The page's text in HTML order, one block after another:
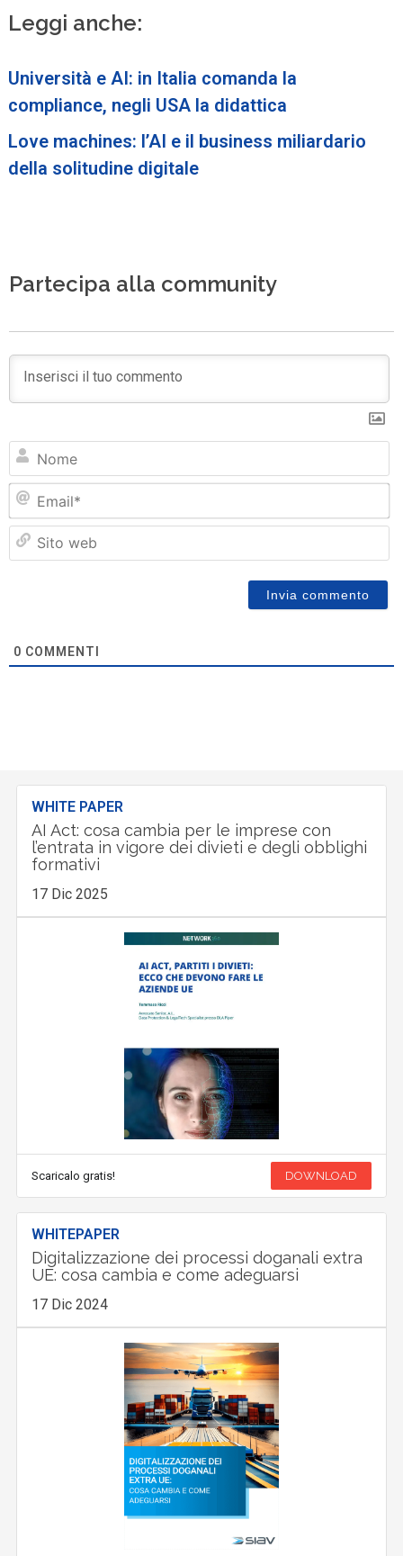
Leggi anche:
Università e AI: in Italia comanda la
compliance, negli USA la didattica
Love machines: l’AI e il business miliardario
della solitudine digitale
Partecipa alla community
0 COMMENTI
WHITE PAPER
AI Act: cosa cambia per le imprese con
l’entrata in vigore dei divieti e degli obblighi
formativi
17 Dic 2025
Scaricalo gratis! DOWNLOAD
WHITEPAPER
Digitalizzazione dei processi doganali extra
UE: cosa cambia e come adeguarsi
17 Dic 2024